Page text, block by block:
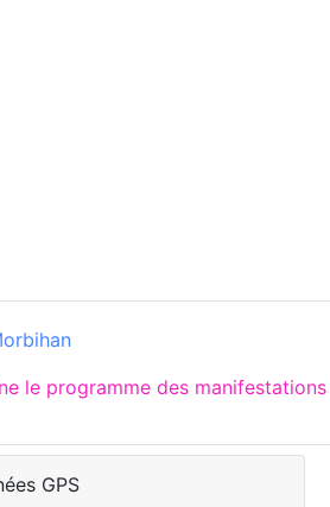
le programme des
GPS